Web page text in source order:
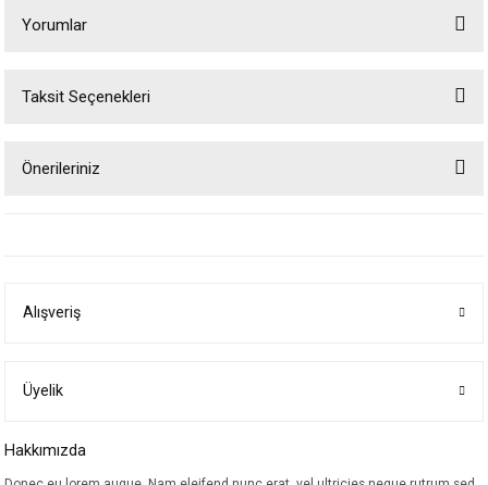
Yorumlar
Taksit Seçenekleri
Önerileriniz
Ürün bilgilerinde hatalar bulunuyor.
Bu ürüne benzer farklı alternatifler olmalı.
Alışveriş
Üyelik
Hakkımızda